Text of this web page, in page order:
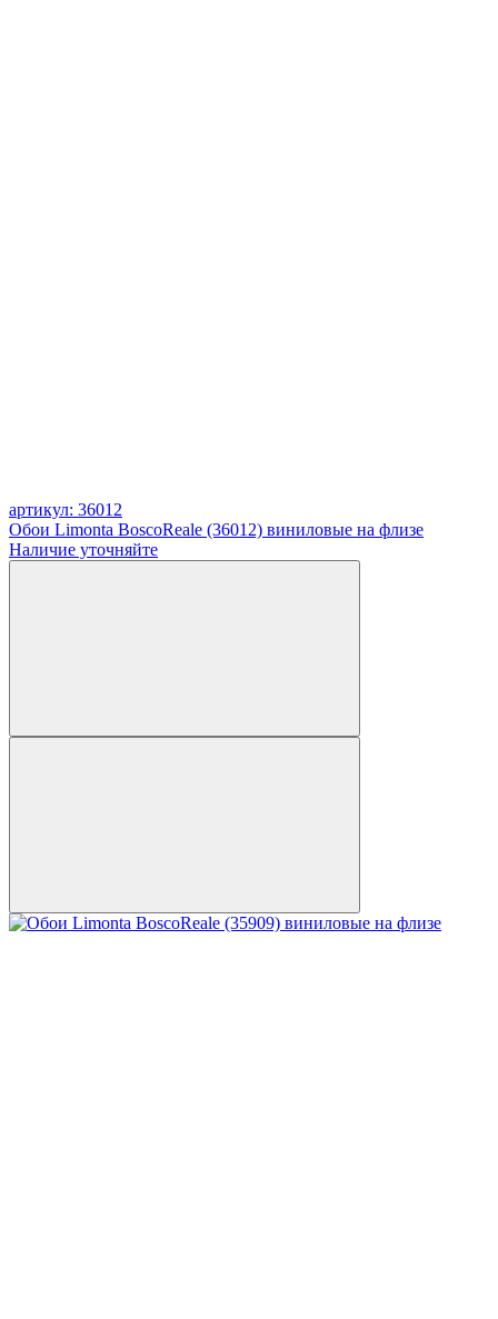
артикул: 36012
Обои Limonta BoscoReale (36012) виниловые на флизе
Наличие уточняйте